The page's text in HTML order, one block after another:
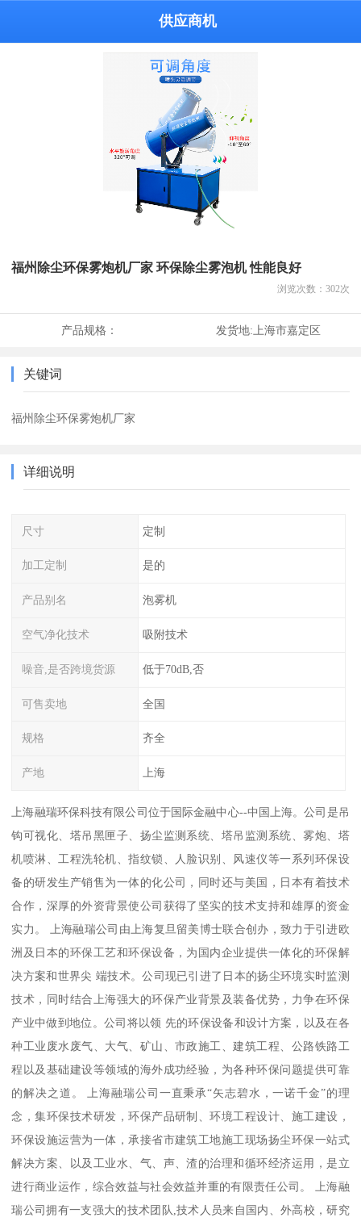
供应商机
福州除尘环保雾炮机厂家 环保除尘雾泡机 性能良好
浏览次数： 302次
产品规格： 发货地:上海市嘉定区
关键词
福州除尘环保雾炮机厂家
详细说明
尺寸 定制
加工定制 是的
产品别名 泡雾机
空气净化技术 吸附技术
噪音,是否跨境货源 低于70dB,否
可售卖地 全国
规格 齐全
产地 上海
上海融瑞环保科技有限公司位于国际金融中心--中国上海。公司是吊
钩可视化、塔吊黑匣子、扬尘监测系统、塔吊监测系统、雾炮、塔
机喷淋、工程洗轮机、指纹锁、人脸识别、风速仪等一系列环保设
备的研发生产销售为一体的化公司，同时还与美国，日本有着技术
合作，深厚的外资背景使公司获得了坚实的技术支持和雄厚的资金
实力。 上海融瑞公司由上海复旦留美博士联合创办，致力于引进欧
洲及日本的环保工艺和环保设备，为国内企业提供一体化的环保解
决方案和世界尖 端技术。公司现已引进了日本的扬尘环境实时监测
技术，同时结合上海强大的环保产业背景及装备优势，力争在环保
产业中做到地位。公司将以领 先的环保设备和设计方案，以及在各
种工业废水废气、大气、矿山、市政施工、建筑工程、公路铁路工
程以及基础建设等领域的海外成功经验，为各种环保问题提供可靠
的解决之道。 上海融瑞公司一直秉承“矢志碧水，一诺千金”的理
念，集环保技术研发，环保产品研制、环境工程设计、施工建设，
环保设施运营为一体，承接省市建筑工地施工现场扬尘环保一站式
解决方案、以及工业水、气、声、渣的治理和循环经济运用，是立
进行商业运作，综合效益与社会效益并重的有限责任公司。 上海融
瑞公司拥有一支强大的技术团队,技术人员来自国内、外高校，研究